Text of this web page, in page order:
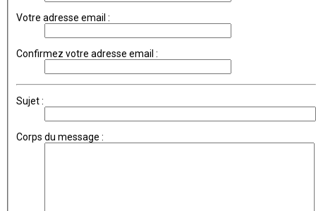
Votre adresse email :
Confirmez votre adresse email :
Sujet :
Corps du message :